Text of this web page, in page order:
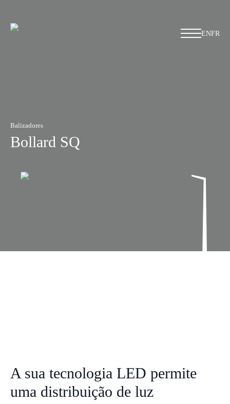
ENFR
Balizadores
Bollard SQ
A sua tecnologia LED permite
uma distribuição de luz